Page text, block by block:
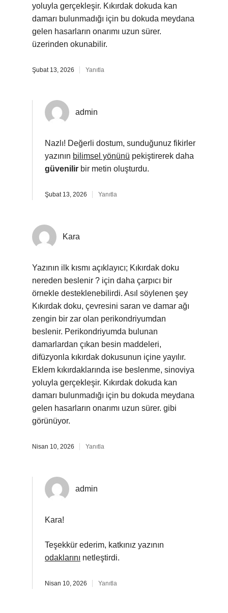
yoluyla gerçekleşir. Kıkırdak dokuda kan
damarı bulunmadığı için bu dokuda meydana
gelen hasarların onarımı uzun sürer.
üzerinden okunabilir.
Şubat 13, 2026 Yanıtla
admin
Nazlı! Değerli dostum, sunduğunuz fikirler
yazının bilimsel yönünü pekiştirerek daha
güvenilir bir metin oluşturdu.
Şubat 13, 2026 Yanıtla
Kara
Yazının ilk kısmı açıklayıcı; Kıkırdak doku
nereden beslenir ? için daha çarpıcı bir
örnekle desteklenebilirdi. Asıl söylenen şey
Kıkırdak doku, çevresini saran ve damar ağı
zengin bir zar olan perikondriyumdan
beslenir. Perikondriyumda bulunan
damarlardan çıkan besin maddeleri,
difüzyonla kıkırdak dokusunun içine yayılır.
Eklem kıkırdaklarında ise beslenme, sinoviya
yoluyla gerçekleşir. Kıkırdak dokuda kan
damarı bulunmadığı için bu dokuda meydana
gelen hasarların onarımı uzun sürer. gibi
görünüyor.
Nisan 10, 2026 Yanıtla
admin
Kara!
Teşekkür ederim, katkınız yazının
odaklarını netleştirdi.
Nisan 10, 2026 Yanıtla